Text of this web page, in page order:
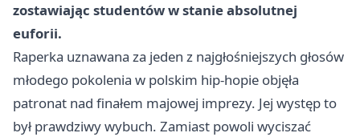
zostawiając studentów w stanie absolutnej
euforii.
Raperka uznawana za jeden z najgłośniejszych głosów
młodego pokolenia w polskim hip-hopie objęła
patronat nad finałem majowej imprezy. Jej występ to
był prawdziwy wybuch. Zamiast powoli wyciszać